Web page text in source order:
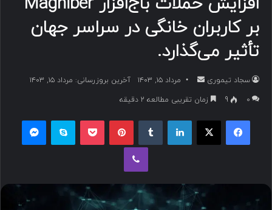
بر کاربران خانگی در سراسر جهان
تأثیر می‌گذارد.
سجاد تیموری
ا
ا
ی
مرداد ۱۵, ۱۴۰۳
آخرین بروزرسانی: مرداد ۱۵, ۱۴۰۳
۰
9 زمان تقریبی مطالعه 2 دقیقه
فیسبوک ایکس لینکداین پینتریست پاکت اسکایپ
وایبر